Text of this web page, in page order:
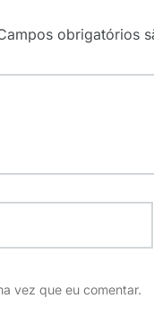
obrigatórios
vez que eu comentar.